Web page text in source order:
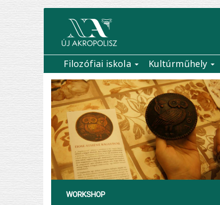
Main
navigation
Filozófiai iskola Kultúrműhely
WORKSHOP